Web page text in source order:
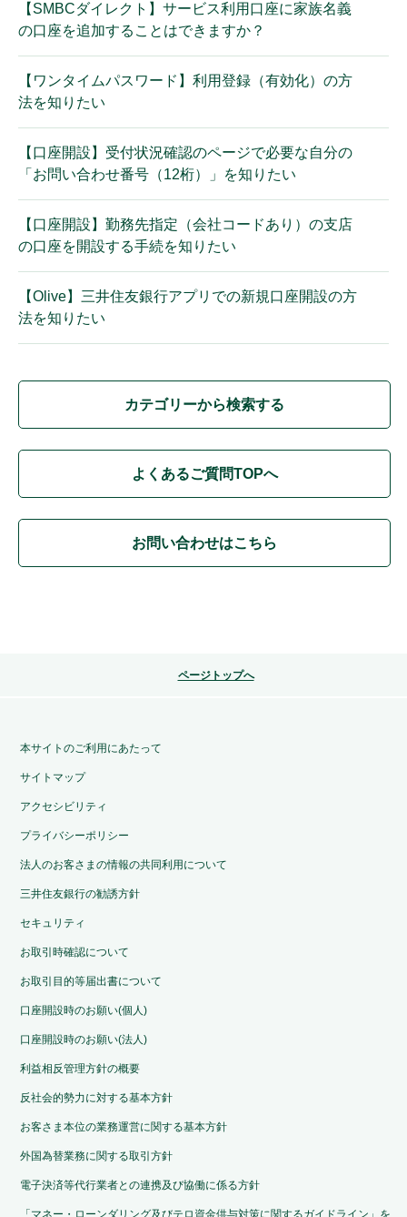
【SMBCダイレクト】サービス利用口座に家族名義
の口座を追加することはできますか？
【ワンタイムパスワード】利用登録（有効化）の方
法を知りたい
【口座開設】受付状況確認のページで必要な自分の
「お問い合わせ番号（12桁）」を知りたい
【口座開設】勤務先指定（会社コードあり）の支店
の口座を開設する手続を知りたい
【Olive】三井住友銀行アプリでの新規口座開設の方
法を知りたい
カテゴリーから検索する
よくあるご質問TOPへ
お問い合わせはこちら
ページトップへ
本サイトのご利用にあたって
サイトマップ
アクセシビリティ
プライバシーポリシー
法人のお客さまの情報の共同利用について
三井住友銀行の勧誘方針
セキュリティ
お取引時確認について
お取引目的等届出書について
口座開設時のお願い(個人)
口座開設時のお願い(法人)
利益相反管理方針の概要
反社会的勢力に対する基本方針
お客さま本位の業務運営に関する基本方針
外国為替業務に関する取引方針
電子決済等代行業者との連携及び協働に係る方針
「マネー・ローンダリング及びテロ資金供与対策に関するガイドライン」を